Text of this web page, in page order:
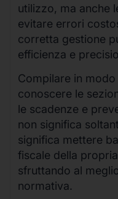
utilizzo, ma anche
evitare errori
corretta gestione
efficienza e
Compilare in
conoscere le
le scadenze e
non significa
significa mettere
fiscale della
sfruttando al
normativa.